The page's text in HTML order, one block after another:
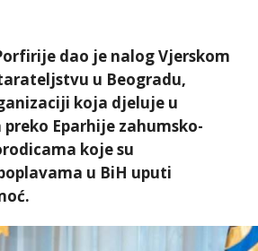
dao je nalog Vjerskom
u Beogradu,
koja djeluje u
preko Eparhije zahumsko-
koje su
u BiH uputi